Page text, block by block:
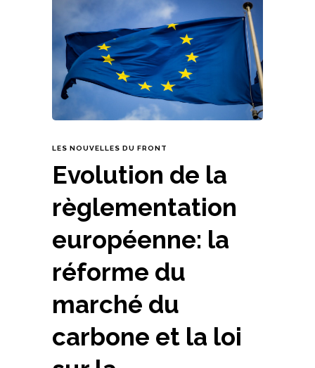
LES NOUVELLES DU FRONT
Evolution de la
règlementation
européenne: la
réforme du
marché du
carbone et la loi